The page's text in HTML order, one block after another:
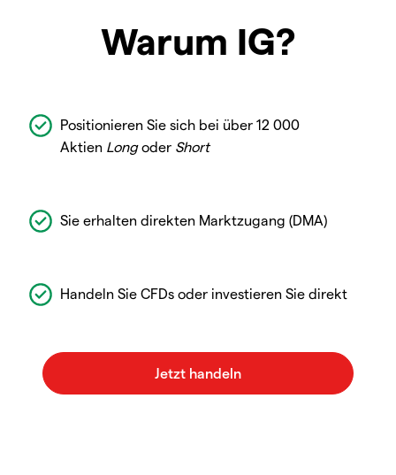
Warum IG?
Positionieren Sie sich bei über 12 000
Aktien Longoder Short
Sie erhalten direkten Marktzugang (DMA)
Handeln Sie CFDs oder investieren Sie direkt